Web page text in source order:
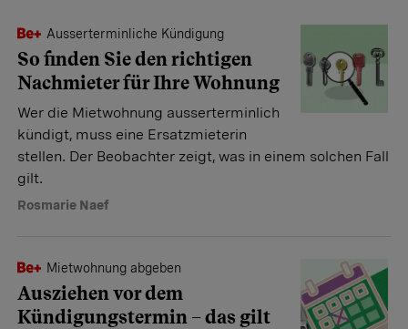
Ausserterminliche Kündigung
So finden Sie den richtigen
Nach­mieter für Ihre Wohnung
Wer die Mietwohnung ausserterminlich
kündigt, muss eine Ersatzmieterin
stellen. Der Beobachter zeigt, was in einem solchen Fall
gilt.
Rosmarie Naef
Mietwohnung abgeben
Ausziehen vor dem
Kündigungstermin – das gilt